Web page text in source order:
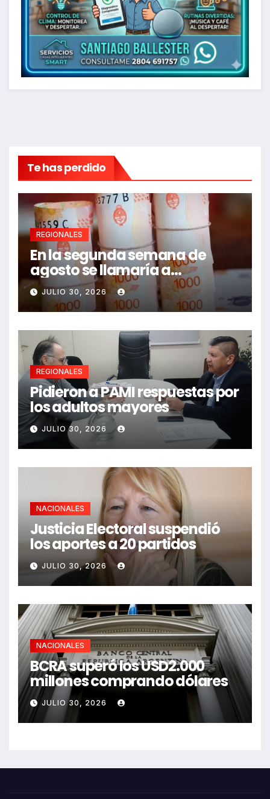
Te has perdido
REGIONALES
En la segunda semana de
agosto se llamaría a
paritarias
JULIO 30, 2026
REGIONALES
Pidieron a PAMI respuestas por
los adultos mayores
JULIO 30, 2026
NACIONALES
Justicia Electoral suspendió
los aportes a 20 partidos
JULIO 30, 2026
NACIONALES
BCRA superó los USD2.000
millones comprando dólares
JULIO 30, 2026